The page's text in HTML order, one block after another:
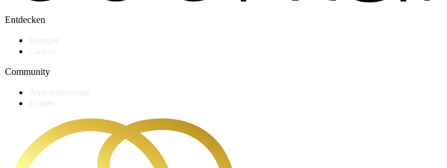
Entdecken
Rezepte
Galerie
Community
Aktivitätsstream
Forum